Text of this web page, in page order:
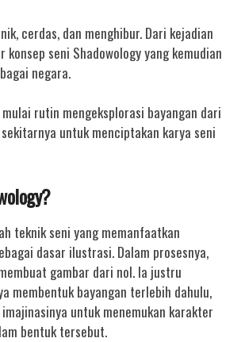
cerdas, dan menghibur. Dari kejadian
seni Shadowology yang kemudian
negara.
rutin mengeksplorasi bayangan dari
untuk menciptakan karya seni
teknik seni yang memanfaatkan
dasar ilustrasi. Dalam prosesnya,
gambar dari nol. Ia justru
membentuk bayangan terlebih dahulu,
untuk menemukan karakter
bentuk tersebut.